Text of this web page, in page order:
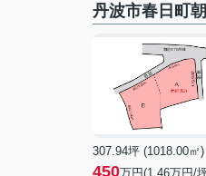
丹波市春日町
307.94坪 (1018.00㎡)
450万円(1.46万円/